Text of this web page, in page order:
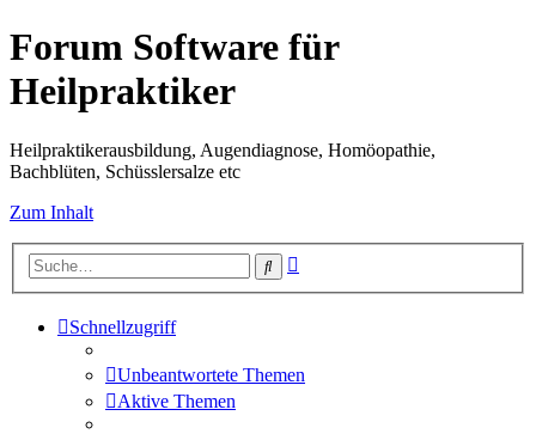
Forum Software für
Heilpraktiker
Heilpraktikerausbildung, Augendiagnose, Homöopathie,
Bachblüten, Schüsslersalze etc
Zum Inhalt
Suche
Schnellzugriff
Unbeantwortete Themen
Aktive Themen